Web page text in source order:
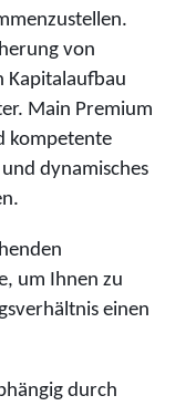
von
Kapitalaufbau
Main Premium
kompetente
dynamisches
um Ihnen zu
einen
durch